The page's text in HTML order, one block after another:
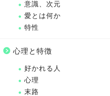
意識、次元
愛とは何か
特性
心理と特徴
好かれる人
心理
末路